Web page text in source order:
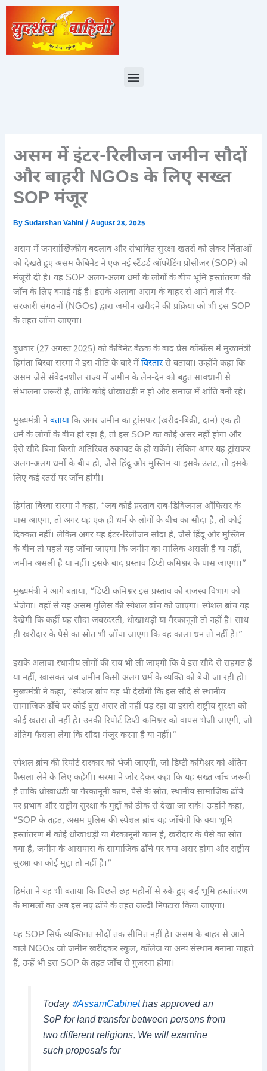
Skip
content
Menu
असम में इंटर-रिलीजन जमीन सौदों
और बाहरी NGOs के लिए सख्त
SOP मंजूर
BySudarshan Vahini/August 28, 2025
असम में जनसांख्यिकीय बदलाव और संभावित सुरक्षा खतरों को लेकर चिंताओं
को देखते हुए असम कैबिनेट ने एक नई स्टैंडर्ड ऑपरेटिंग प्रोसीजर (SOP) को
मंजूरी दी है। यह SOP अलग-अलग धर्मों के लोगों के बीच भूमि हस्तांतरण की
जाँच के लिए बनाई गई है। इसके अलावा असम के बाहर से आने वाले गैर-
सरकारी संगठनों (NGOs) द्वारा जमीन खरीदने की प्रक्रिया को भी इस SOP
के तहत जाँचा जाएगा।
बुधवार (27 अगस्त 2025) को कैबिनेट बैठक के बाद प्रेस कॉन्फ्रेंस में मुख्यमंत्री
हिमंता बिस्वा सरमा ने इस नीति के बारे मेंविस्तारसे बताया। उन्होंने कहा कि
असम जैसे संवेदनशील राज्य में जमीन के लेन-देन को बहुत सावधानी से
संभालना जरूरी है, ताकि कोई धोखाधड़ी न हो और समाज में शांति बनी रहे।
मुख्यमंत्री नेबताया कि अगर जमीन का ट्रांसफर (खरीद-बिक्री, दान) एक ही
धर्म के लोगों के बीच हो रहा है, तो इस SOP का कोई असर नहीं होगा और
ऐसे सौदे बिना किसी अतिरिक्त रुकावट के हो सकेंगे। लेकिन अगर यह ट्रांसफर
अलग-अलग धर्मों के बीच हो, जैसे हिंदू और मुस्लिम या इसके उलट, तो इसके
लिए कई स्तरों पर जाँच होगी।
हिमंता बिस्वा सरमा ने कहा, “जब कोई प्रस्ताव सब-डिविजनल ऑफिसर के
पास आएगा, तो अगर यह एक ही धर्म के लोगों के बीच का सौदा है, तो कोई
दिक्कत नहीं। लेकिन अगर यह इंटर-रिलीजन सौदा है, जैसे हिंदू और मुस्लिम
के बीच तो पहले यह जाँचा जाएगा कि जमीन का मालिक असली है या नहीं,
जमीन असली है या नहीं। इसके बाद प्रस्ताव डिप्टी कमिश्नर के पास जाएगा।”
मुख्यमंत्री ने आगे बताया, “डिप्टी कमिश्नर इस प्रस्ताव को राजस्व विभाग को
भेजेगा। वहाँ से यह असम पुलिस की स्पेशल ब्रांच को जाएगा। स्पेशल ब्रांच यह
देखेगी कि कहीं यह सौदा जबरदस्ती, धोखाधड़ी या गैरकानूनी तो नहीं है। साथ
ही खरीदार के पैसे का स्रोत भी जाँचा जाएगा कि वह काला धन तो नहीं है।”
इसके अलावा स्थानीय लोगों की राय भी ली जाएगी कि वे इस सौदे से सहमत हैं
या नहीं, खासकर जब जमीन किसी अलग धर्म के व्यक्ति को बेची जा रही हो।
मुख्यमंत्री ने कहा, “स्पेशल ब्रांच यह भी देखेगी कि इस सौदे से स्थानीय
सामाजिक ढाँचे पर कोई बुरा असर तो नहीं पड़ रहा या इससे राष्ट्रीय सुरक्षा को
कोई खतरा तो नहीं है। उनकी रिपोर्ट डिप्टी कमिश्नर को वापस भेजी जाएगी, जो
अंतिम फैसला लेगा कि सौदा मंजूर करना है या नहीं।”
स्पेशल ब्रांच की रिपोर्ट सरकार को भेजी जाएगी, जो डिप्टी कमिश्नर को अंतिम
फैसला लेने के लिए कहेगी। सरमा ने जोर देकर कहा कि यह सख्त जाँच जरूरी
है ताकि धोखाधड़ी या गैरकानूनी काम, पैसे के स्रोत, स्थानीय सामाजिक ढाँचे
पर प्रभाव और राष्ट्रीय सुरक्षा के मुद्दों को ठीक से देखा जा सके। उन्होंने कहा,
“SOP के तहत, असम पुलिस की स्पेशल ब्रांच यह जाँचेगी कि क्या भूमि
हस्तांतरण में कोई धोखाधड़ी या गैरकानूनी काम है, खरीदार के पैसे का स्रोत
क्या है, जमीन के आसपास के सामाजिक ढाँचे पर क्या असर होगा और राष्ट्रीय
सुरक्षा का कोई मुद्दा तो नहीं है।”
हिमंता ने यह भी बताया कि पिछले छह महीनों से रुके हुए कई भूमि हस्तांतरण
के मामलों का अब इस नए ढाँचे के तहत जल्दी निपटारा किया जाएगा।
यह SOP सिर्फ व्यक्तिगत सौदों तक सीमित नहीं है। असम के बाहर से आने
वाले NGOs जो जमीन खरीदकर स्कूल, कॉलेज या अन्य संस्थान बनाना चाहते
हैं, उन्हें भी इस SOP के तहत जाँच से गुजरना होगा।
Today#AssamCabinethas approved an
SoP for land transfer between persons from
two different religions. We will examine
such proposals for